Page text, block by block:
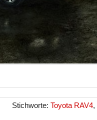
Stichworte: Toyota RAV4,